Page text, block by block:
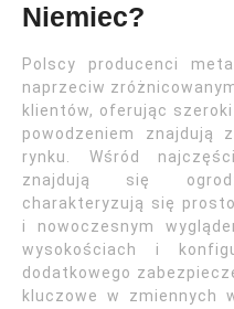
Niemiec?
Polscy producenci
naprzeciw
klientów, oferując
powodzeniem znajdują
rynku. Wśród
znajdują się
charakteryzują się
i nowoczesnym
wysokościach i
dodatkowego
kluczowe w zmiennych